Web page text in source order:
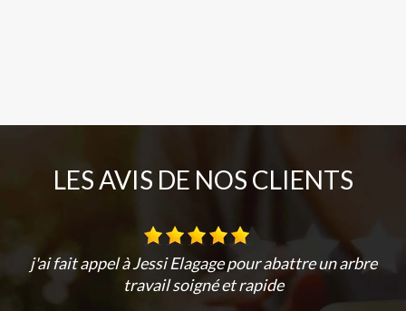
LES AVIS DE NOS CLIENTS
j'ai fait appel à Jessi Elagage pour abattre un arbre
travail soigné et rapide